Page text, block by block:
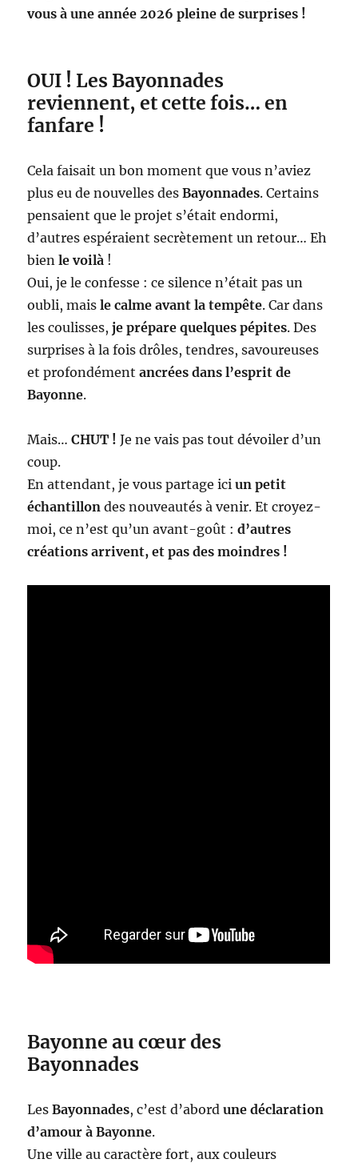
vous à une année 2026 pleine de surprises !
OUI ! Les Bayonnades
reviennent, et cette fois… en
fanfare !
Cela faisait un bon moment que vous n’aviez
plus eu de nouvelles desBayonnades. Certains
pensaient que le projet s’était endormi,
d’autres espéraient secrètement un retour… Eh
bienle voilà !
Oui, je le confesse : ce silence n’était pas un
oubli, maisle calme avant la tempête. Car dans
les coulisses,je prépare quelques pépites. Des
surprises à la fois drôles, tendres, savoureuses
et profondémentancrées dans l’esprit de
Bayonne.
Mais…CHUT ! Je ne vais pas tout dévoiler d’un
coup.
En attendant, je vous partage iciun petit
échantillon des nouveautés à venir. Et croyez-
moi, ce n’est qu’un avant-goût :d’autres
créations arrivent, et pas des moindres !
Bayonne au cœur des
Bayonnades
LesBayonnades, c’est d’abordune déclaration
d’amour à Bayonne.
Une ville au caractère fort, aux couleurs